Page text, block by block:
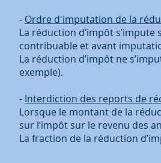
- Ordre d'imputation de la
La réduction d’impôt
contribuable et avant
La réduction d’impôt ne
exemple).
- Interdiction des reports de
Lorsque le montant de la
sur l’impôt sur le revenu des
La fraction de la réduction